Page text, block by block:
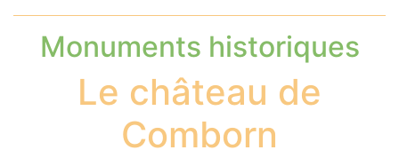
Monuments historiques
Le château de
Comborn